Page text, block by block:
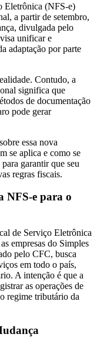
Eletrônica (NFS-e)
a partir de setembro,
divulgada pelo
unificar e
adaptação por parte
Contudo, a
significa que
de documentação
pode gerar
essa nova
se aplica e como se
garantir que seu
regras fiscais.
NFS-e para o
de Serviço Eletrônica
empresas do Simples
pelo CFC, busca
em todo o país,
A intenção é que a
as operações de
regime tributário da